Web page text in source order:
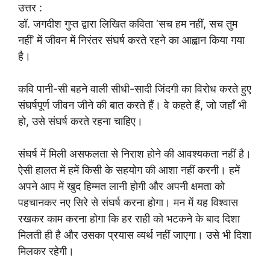
उत्तर :
डॉ. जगदीश गुप्त द्वारा लिखित कविता ‘सच हम नहीं, सच तुम
नहीं’ में जीवन में निरंतर संघर्ष करते रहने का आह्वान किया गया
है।
कवि पानी-सी बहने वाली सीधी-सादी जिंदगी का विरोध करते हुए
संघर्षपूर्ण जीवन जीने की बात करते हैं। वे कहते हैं, जो जहाँ भी
हो, उसे संघर्ष करते रहना चाहिए।
संघर्ष में मिली असफलता से निराश होने की आवश्यकता नहीं है।
ऐसी हालत में हमें किसी के सहयोग की आशा नहीं करनी। हमें
अपने आप में खुद हिम्मत लानी होगी और अपनी क्षमता को
पहचानकर नए सिरे से संघर्ष करना होगा। मन में यह विश्वास
रखकर काम करना होगा कि हर राही को भटकने के बाद दिशा
मिलती ही है और उसका प्रयास व्यर्थ नहीं जाएगा। उसे भी दिशा
मिलकर रहेगी।